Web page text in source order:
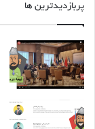
پربازدیدترین ها